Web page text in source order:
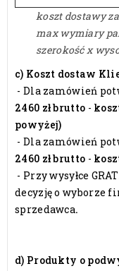
koszt dostawy
max wymiary
szerokość x
c) Koszt dostaw
- Dla zamówień p
2460 zł brutto -
powyżej)
- Dla zamówień p
2460 zł brutto -
- Przy wysyłce
decyzję o wyborze
sprzedawca.
d) Produkty o